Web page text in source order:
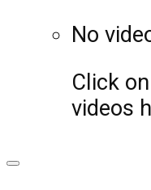
No
Click
videos